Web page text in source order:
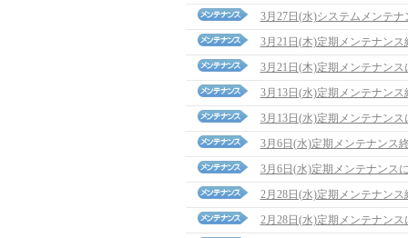
3月27日(水)システムメンテナ
3月21日(木)定期メンテナン
3月21日(木)定期メンテナンス
3月13日(水)定期メンテナン
3月13日(水)定期メンテナンス
3月6日(水)定期メンテナンス
3月6日(水)定期メンテナンス
2月28日(水)定期メンテナン
2月28日(水)定期メンテナンス